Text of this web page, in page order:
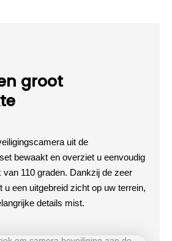
groot
uit de
bewaakt en overziet u eenvoudig
van 110 graden. Dankzij de zeer
u een uitgebreid zicht op uw terrein,
details mist.